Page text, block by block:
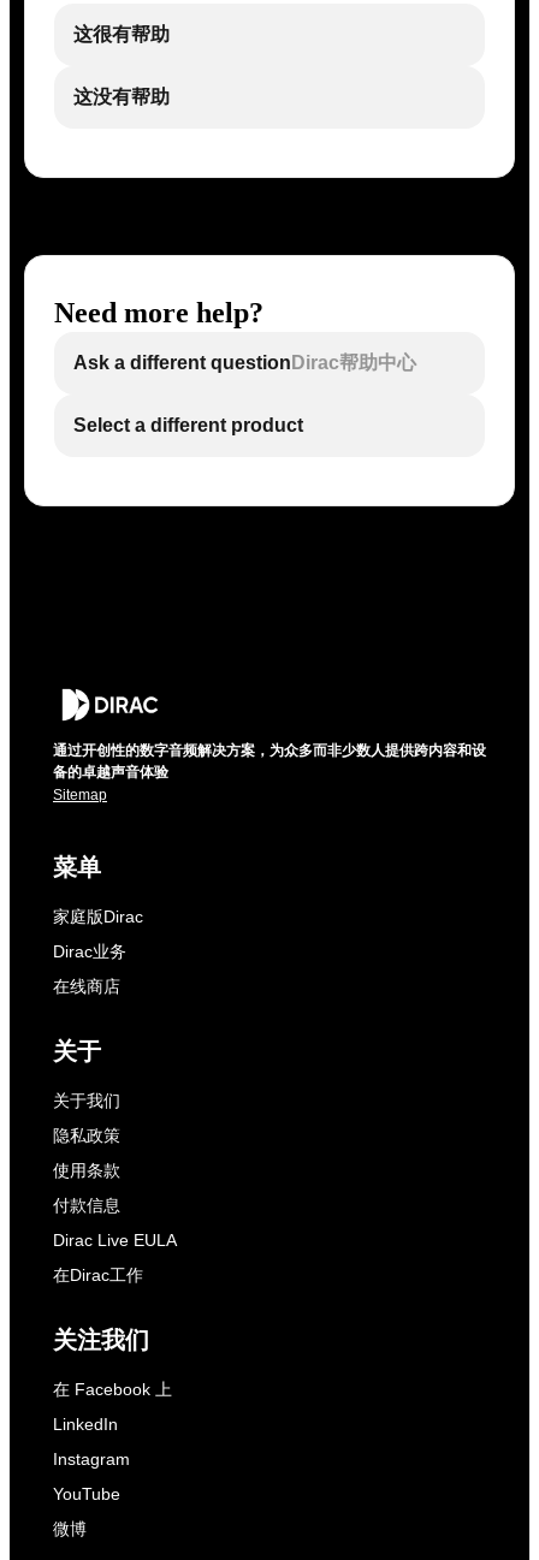
这很有帮助
这没有帮助
Need more help?
Ask a different question Dirac帮助中心
Select a different product
通过开创性的数字音频解决方案，为众多而非少数人提供跨内容和设
备的卓越声音体验
Sitemap
菜单
家庭版Dirac
Dirac业务
在线商店
关于
关于我们
隐私政策
使用条款
付款信息
Dirac Live EULA
在Dirac工作
关注我们
在 Facebook 上
LinkedIn
Instagram
YouTube
微博